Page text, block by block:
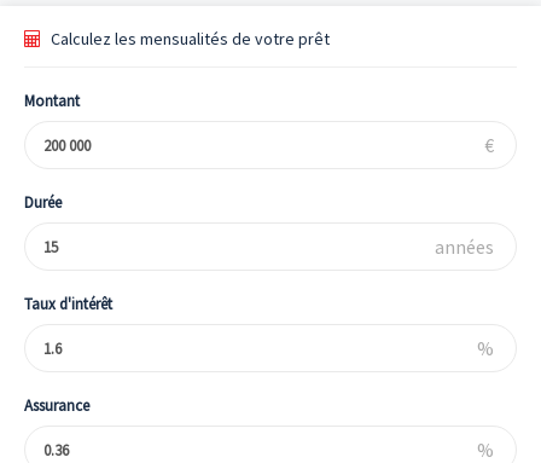
Calculez les mensualités de votre prêt
Montant
€
Durée
années
Taux d'intérêt
%
Assurance
%